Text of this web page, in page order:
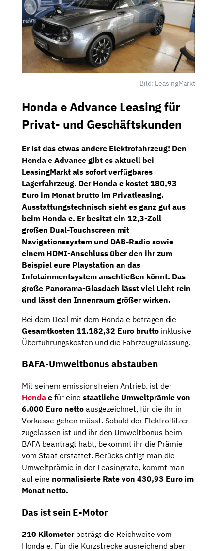
Bild: LeasingMarkt
Honda e Advance Leasing für
Privat- und Geschäftskunden
Er ist das etwas andere Elektrofahrzeug! Den
Honda e Advance gibt es aktuell bei
LeasingMarkt als sofort verfügbares
Lagerfahrzeug. Der Honda e kostet 180,93
Euro im Monat brutto im Privatleasing.
Ausstattungstechnisch sieht es ganz gut aus
beim Honda e. Er besitzt ein 12,3-Zoll
großen Dual-Touchscreen mit
Navigationssystem und DAB-Radio sowie
einem HDMI-Anschluss über den ihr zum
Beispiel eure Playstation an das
Infotainmentsystem anschließen könnt. Das
große Panorama-Glasdach lässt viel Licht rein
und lässt den Innenraum größer wirken.
Bei dem Deal mit dem Honda e betragen die
Gesamtkosten 11.182,32 Euro brutto inklusive
Überführungskosten und die Fahrzeugzulassung.
BAFA-Umweltbonus abstauben
Mit seinem emissionsfreien Antrieb, ist der
Honda e für eine staatliche Umweltprämie von
6.000 Euro netto ausgezeichnet, für die ihr in
Vorkasse gehen müsst. Sobald der Elektroflitzer
zugelassen ist und ihr den Umweltbonus beim
BAFA beantragt habt, bekommt ihr die Prämie
vom Staat erstattet. Berücksichtigt man die
Umweltprämie in der Leasingrate, kommt man
auf eine normalisierte Rate von 430,93 Euro im
Monat netto.
Das ist sein E-Motor
210 Kilometerbeträgt die Reichweite vom
Honda e. Für die Kurzstrecke ausreichend aber